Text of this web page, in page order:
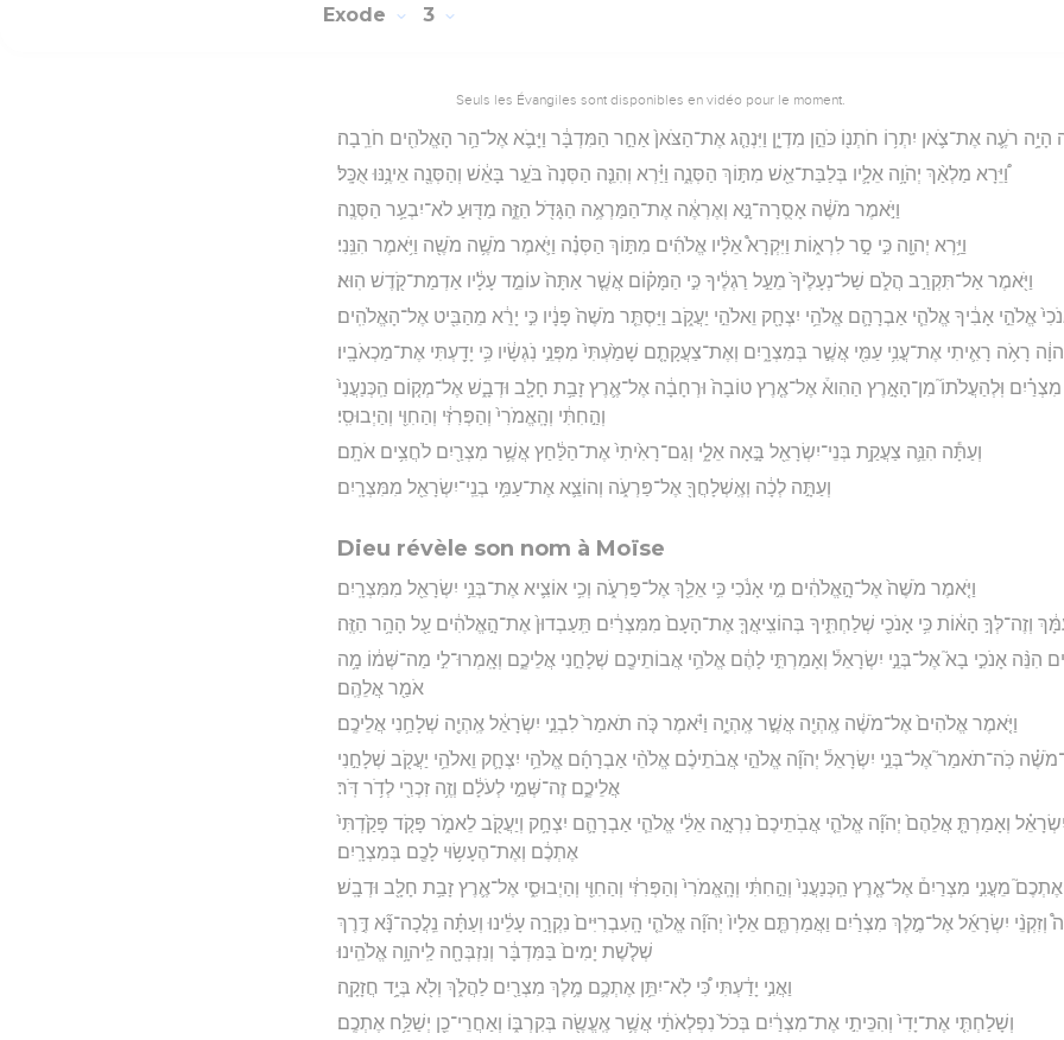
Exode 3
Seuls les Évangiles sont disponibles en vidéo pour le moment.
הָיָ֥ה רֹעֶ֛ה אֶת־צֹ֛אן יִתְר֥וֹ חֹתְנ֖וֹ כֹּהֵ֣ן מִדְיָ֑ן וַיִּנְהַ֤ג אֶת־הַצֹּאן֙ אַחַ֣ר הַמִּדְבָּ֔ר וַיָּבֹ֛א אֶל־הַ֥ר הָאֱלֹהִ֖ים חֹרֵֽבָה׃
וַ֠יֵּרָא מַלְאַ֨ךְ יְהֹוָ֥ה אֵלָ֛יו בְּלַבַּת־אֵ֖שׁ מִתּ֣וֹךְ הַסְּנֶ֑ה וַיַּ֗רְא וְהִנֵּ֤ה הַסְּנֶה֙ בֹּעֵ֣ר בָּאֵ֔שׁ וְהַסְּנֶ֖ה אֵינֶ֥נּוּ אֻכָּֽל׃
וַיֹּ֣אמֶר מֹשֶׁ֔ה אָסֻֽרָה־נָּ֣א וְאֶרְאֶ֔ה אֶת־הַמַּרְאֶ֥ה הַגָּדֹ֖ל הַזֶּ֑ה מַדּ֖וּעַ לֹא־יִבְעַ֥ר הַסְּנֶֽה׃
וַיַּ֥רְא יְהוָ֖ה כִּ֣י סָ֣ר לִרְא֑וֹת וַיִּקְרָא֩ אֵלָ֨יו אֱלֹהִ֜ים מִתּ֣וֹךְ הַסְּנֶ֗ה וַיֹּ֛אמֶר מֹשֶׁ֥ה מֹשֶׁ֖ה וַיֹּ֥אמֶר הִנֵּֽנִי׃
וַיֹּ֖אמֶר אַל־תִּקְרַ֣ב הֲלֹ֑ם שַׁל־נְעָלֶ֙יךָ֙ מֵעַ֣ל רַגְלֶ֔יךָ כִּ֣י הַמָּק֗וֹם אֲשֶׁ֤ר אַתָּה֙ עוֹמֵ֣ד עָלָ֔יו אַדְמַת־קֹ֖דֶשׁ הֽוּא׃
אֱלֹהֵ֣י אָבִ֔יךָ אֱלֹהֵ֧י אַבְרָהָ֛ם אֱלֹהֵ֥י יִצְחָ֖ק וֵאלֹהֵ֣י יַעֲקֹ֑ב וַיַּסְתֵּ֤ר מֹשֶׁה֙ פָּנָ֔יו כִּ֣י יָרֵ֔א מֵהַבִּ֖יט אֶל־הָאֱלֹהִֽים׃
רָאֹ֥ה רָאִ֛יתִי אֶת־עֳנִ֥י עַמִּ֖י אֲשֶׁ֣ר בְּמִצְרָ֑יִם וְאֶת־צַעֲקָתָ֤ם שָׁמַ֙עְתִּי֙ מִפְּנֵ֣י נֹֽגְשָׂ֔יו כִּ֥י יָדַ֖עְתִּי אֶת־מַכְאֹבָֽיו׃
מִצְרַ֗יִם וּֽלְהַעֲלֹתוֹ֮ מִן־הָאָ֣רֶץ הַהִוא֒ אֶל־אֶ֤רֶץ טוֹבָה֙ וּרְחָבָ֔ה אֶל־אֶ֛רֶץ זָבַ֥ת חָלָ֖ב וּדְבָ֑שׁ אֶל־מְק֤וֹם הַֽכְּנַעֲנִי֙
וְהַ֣חִתִּ֔י וְהָֽאֱמֹרִי֙ וְהַפְּרִזִּ֔י וְהַחִוִּ֖י וְהַיְבוּסִֽי׃
וְעַתָּ֕ה הִנֵּ֛ה צַעֲקַ֥ת בְּנֵי־יִשְׂרָאֵ֖ל בָּ֣אָה אֵלָ֑י וְגַם־רָאִ֙יתִי֙ אֶת־הַלַּ֔חַץ אֲשֶׁ֥ר מִצְרַ֖יִם לֹחֲצִ֥ים אֹתָֽם׃
וְעַתָּ֣ה לְכָ֔ה וְאֶֽשְׁלָחֲךָ֖ אֶל־פַּרְעֹ֑ה וְהוֹצֵ֛א אֶת־עַמִּ֥י בְנֵֽי־יִשְׂרָאֵ֖ל מִמִּצְרָֽיִם׃
Dieu révèle son nom à Moïse
וַיֹּ֤אמֶר מֹשֶׁה֙ אֶל־הָ֣אֱלֹהִ֔ים מִ֣י אָנֹ֔כִי כִּ֥י אֵלֵ֖ךְ אֶל־פַּרְעֹ֑ה וְכִ֥י אוֹצִ֛יא אֶת־בְּנֵ֥י יִשְׂרָאֵ֖ל מִמִּצְרָֽיִם׃
וְזֶה־לְּךָ֣ הָא֔וֹת כִּ֥י אָנֹכִ֖י שְׁלַחְתִּ֑יךָ בְּהוֹצִֽיאֲךָ֤ אֶת־הָעָם֙ מִמִּצְרַ֔יִם תַּֽעַבְדוּן֙ אֶת־הָ֣אֱלֹהִ֔ים עַ֖ל הָהָ֥ר הַזֶּֽה׃
הִנֵּ֨ה אָנֹכִ֣י בָא֮ אֶל־בְּנֵ֣י יִשְׂרָאֵל֒ וְאָמַרְתִּ֣י לָהֶ֔ם אֱלֹהֵ֥י אֲבוֹתֵיכֶ֖ם שְׁלָחַ֣נִי אֲלֵיכֶ֑ם וְאָֽמְרוּ־לִ֣י מַה־שְּׁמ֔וֹ מָ֥ה
אֹמַ֖ר אֲלֵהֶֽם׃
וַיֹּ֤אמֶר אֱלֹהִים֙ אֶל־מֹשֶׁ֔ה אֶֽהְיֶ֖ה אֲשֶׁ֣ר אֶֽהְיֶ֑ה וַיֹּ֗אמֶר כֹּ֤ה תֹאמַר֙ לִבְנֵ֣י יִשְׂרָאֵ֔ל אֶֽהְיֶ֖ה שְׁלָחַ֥נִי אֲלֵיכֶֽם׃
כֹּֽה־תֹאמַר֮ אֶל־בְּנֵ֣י יִשְׂרָאֵל֒ יְהוָ֞ה אֱלֹהֵ֣י אֲבֹתֵיכֶ֗ם אֱלֹהֵ֨י אַבְרָהָ֜ם אֱלֹהֵ֥י יִצְחָ֛ק וֵאלֹהֵ֥י יַעֲקֹ֖ב שְׁלָחַ֣נִי
אֲלֵיכֶ֑ם זֶה־שְּׁמִ֣י לְעֹלָ֔ם וְזֶ֥ה זִכְרִ֖י לְדֹ֥ר דֹּֽר׃
וְאָמַרְתָּ֤ אֲלֵהֶם֙ יְהוָ֞ה אֱלֹהֵ֤י אֲבֹֽתֵיכֶם֙ נִרְאָ֣ה אֵלַ֔י אֱלֹהֵ֧י אַבְרָהָ֛ם יִצְחָ֥ק וְיַעֲקֹ֖ב לֵאמֹ֑ר פָּקֹ֤ד פָּקַ֙דְתִּי֙
אֶתְכֶ֔ם וְאֶת־הֶעָשׂ֥וּי לָכֶ֖ם בְּמִצְרָֽיִם׃
מֵעֳנִ֣י מִצְרַיִם֒ אֶל־אֶ֤רֶץ הַֽכְּנַעֲנִי֙ וְהַ֣חִתִּ֔י וְהָֽאֱמֹרִי֙ וְהַפְּרִזִּ֔י וְהַחִוִּ֖י וְהַיְבוּסִ֑י אֶל־אֶ֛רֶץ זָבַ֥ת חָלָ֖ב וּדְבָֽשׁ׃
יִשְׂרָאֵ֜ל אֶל־מֶ֣לֶךְ מִצְרַ֗יִם וַאֲמַרְתֶּ֤ם אֵלָיו֙ יְהוָ֞ה אֱלֹהֵ֤י הָֽעִבְרִיִּים֙ נִקְרָ֣ה עָלֵ֔ינוּ וְעַתָּ֗ה נֵֽלֲכָה־נָּ֞א דֶּ֣רֶךְ
שְׁלֹ֤שֶׁת יָמִים֙ בַּמִּדְבָּ֔ר וְנִזְבְּחָ֖ה לַֽיהוָ֥ה אֱלֹהֵֽינוּ׃
וַאֲנִ֣י יָדַ֔עְתִּי כִּ֠י לֹֽא־יִתֵּ֥ן אֶתְכֶ֛ם מֶ֥לֶךְ מִצְרַ֖יִם לַהֲלֹ֑ךְ וְלֹ֖א בְּיָ֥ד חֲזָקָֽה׃
וְשָׁלַחְתִּ֤י אֶת־יָדִי֙ וְהִכֵּיתִ֣י אֶת־מִצְרַ֔יִם בְּכֹל֙ נִפְלְאֹתַ֔י אֲשֶׁ֥ר אֶֽעֱשֶׂ֖ה בְּקִרְבּ֑וֹ וְאַחֲרֵי־כֵ֖ן יְשַׁלַּ֥ח אֶתְכֶֽם׃